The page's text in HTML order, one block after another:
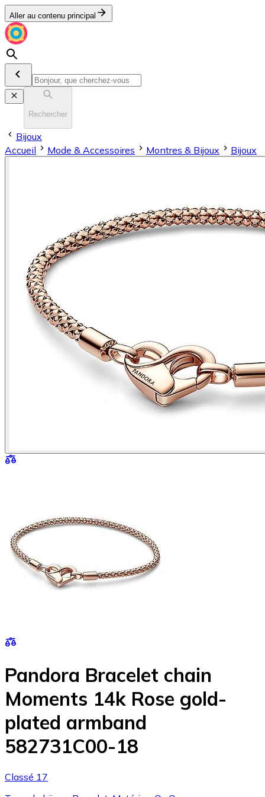
Aller au contenu principal
Rechercher
Bijoux
Accueil
Mode & Accessoires Montres & Bijoux Bijoux
Pandora Bracelet chain
Moments 14k Rose gold-
plated armband
582731C00-18
Classé 17